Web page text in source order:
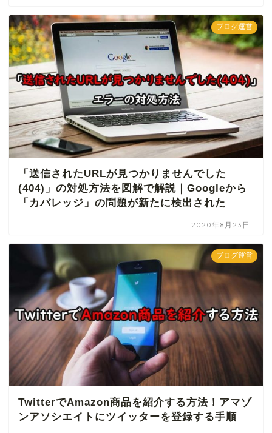
ブログ運営
「送信されたURLが見つかりませんでした
(404)」の対処方法を図解で解説｜Googleから
「カバレッジ」の問題が新たに検出された
2020年8月23日
ブログ運営
TwitterでAmazon商品を紹介する方法！アマゾ
ンアソシエイトにツイッターを登録する手順